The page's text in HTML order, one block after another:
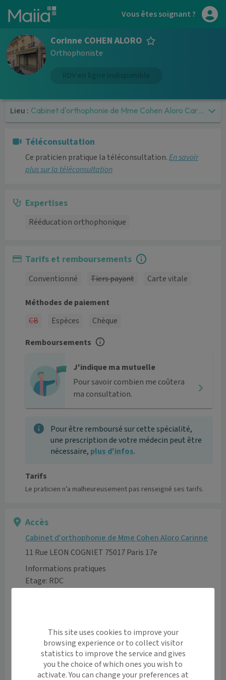
Aller au contenu principal Vous êtes soignant ?
Corinne COHEN ALORO
Orthophoniste
Lieu : Cabinet d'orthophonie de Mme Cohen Aloro Carinne
Téléconsultation
Ce praticien pratique la téléconsultation.En savoir
plus sur la téléconsultation
Expertises
Rééducation orthophonique
Tarifs et remboursements
Conventionné Tiers payant Carte vitale
Méthodes de paiement
CB
Espèces
Chèque
Remboursements
J'indique ma mutuelle
Pour savoir combien me coûtera
ma consultation.
Pour être remboursé sur cette spécialité,
une prescription de votre médecin peut être
nécessaire, plus d'infos.
Tarifs
Le praticien n’a malheureusement pas renseigné ses tarifs.
Accès
Cabinet d'orthophonie de Mme Cohen Aloro Carinne
11 Rue LEON COGNIET 75017 Paris 17e
Informations pratiques
Etage: RDC
This site uses cookies to improve your
browsing experience or to collect visitor
statistics to improve the service and gives
you the choice of which ones you wish to
activate. You can change your preferences at